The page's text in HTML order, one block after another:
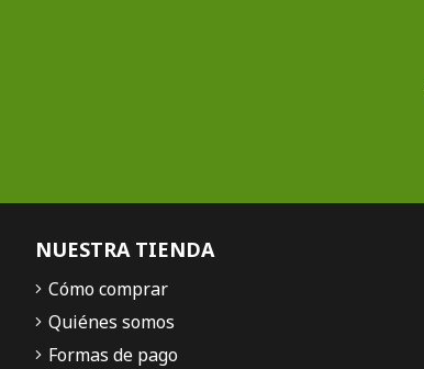
NUESTRA TIENDA
Cómo comprar
Quiénes somos
Formas de pago